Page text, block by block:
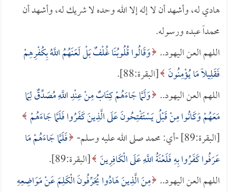
هادي له، وأشهد أن لا إله إلا الله وحده لا شريك له، وأشهد أن
محمداً عبده ورسوله.
اللهم العن اليهود.. وَقَالُوا قُلُوبُنَا غُلْفٌ بَلْ لَعَنَهُمُ اللَّهُ بِكُفْرِهِمْ
فَقَلِيلاً مَا يُؤْمِنُونَ [البقرة:88].
اللهم العن اليهود.. وَلَمَّا جَاءَهُمْ كِتَابٌ مِنْ عِنْدِ اللَّهِ مُصَدِّقٌ لِمَا
مَعَهُمْ وَكَانُوا مِنْ قَبْلُ يَسْتَفْتِحُونَ عَلَى الَّذِينَ كَفَرُوا فَلَمَّا جَاءَهُمْ
[البقرة:89] -أي: محمد صلى الله عليه وسلم-
فَلَمَّا جَاءَهُمْ مَا
عَرَفُوا كَفَرُوا بِهِ فَلَعْنَةُ اللَّهِ عَلَى الْكَافِرِينَ [البقرة:89].
اللهم العن اليهود.. مِنَ الَّذِينَ هَادُوا يُحَرِّفُونَ الْكَلِمَ عَنْ مَوَاضِعِهِ